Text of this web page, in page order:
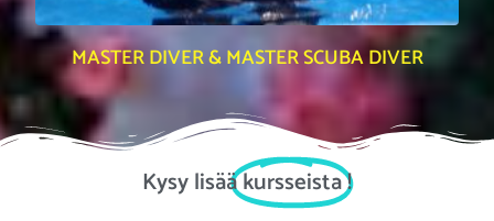
MASTER DIVER & MASTER SCUBA DIVER
Kysy lisääkursseista!